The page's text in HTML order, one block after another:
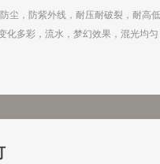
尘，防紫外线，耐压耐破裂，耐高
化多彩，流水，梦幻效果，混光均